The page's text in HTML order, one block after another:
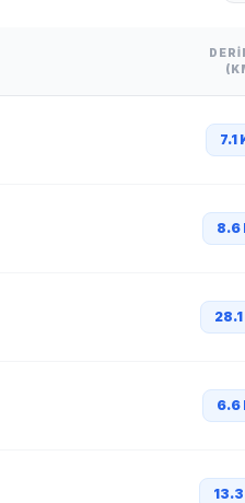
7.1
8.6
6.6